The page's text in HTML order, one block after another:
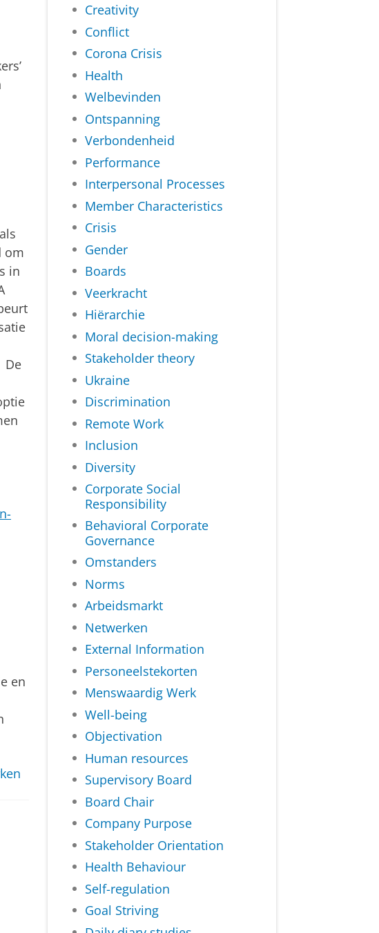
om
in
De
en
Creativity
Conflict
Corona Crisis
Health
Welbevinden
Ontspanning
Verbondenheid
Performance
Interpersonal Processes
Member Characteristics
Crisis
Gender
Boards
Veerkracht
Hiërarchie
Moral decision-making
Stakeholder theory
Ukraine
Discrimination
Remote Work
Inclusion
Diversity
Corporate Social
Responsibility
Behavioral Corporate
Governance
Omstanders
Norms
Arbeidsmarkt
Netwerken
External Information
Personeelstekorten
Menswaardig Werk
Well-being
Objectivation
Human resources
Supervisory Board
Board Chair
Company Purpose
Stakeholder Orientation
Health Behaviour
Self-regulation
Goal Striving